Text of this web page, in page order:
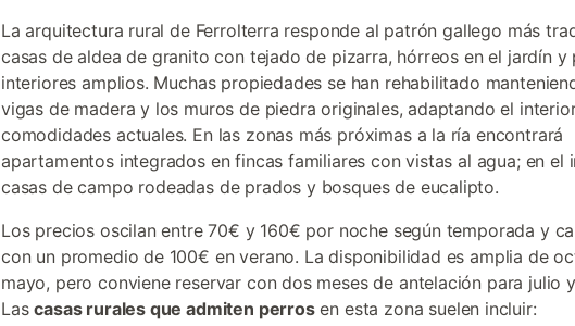
La arquitectura rural de Ferrolterra responde al patrón gallego más
casas de aldea de granito con tejado de pizarra, hórreos en el jardín y
interiores amplios. Muchas propiedades se han rehabilitado
vigas de madera y los muros de piedra originales, adaptando el
comodidades actuales. En las zonas más próximas a la ría encontrará
apartamentos integrados en fincas familiares con vistas al agua; en el
casas de campo rodeadas de prados y bosques de eucalipto.
Los precios oscilan entre 70€ y 160€ por noche según temporada y
con un promedio de 100€ en verano. La disponibilidad es amplia de
mayo, pero conviene reservar con dos meses de antelación para julio
Lascasas rurales que admiten perrosen esta zona suelen incluir: